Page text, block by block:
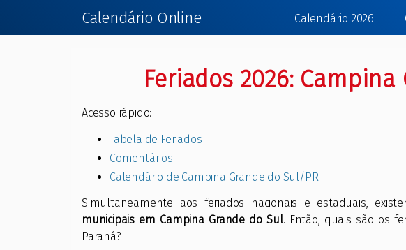
Calendário Online Calendário 2026
Feriados 2026:
Acesso rápido:
Tabela de Feriados
Comentários
Calendário de Campina Grande do Sul/PR
Simultaneamente aos feriados nacionais e estaduais,
municipais em Campina Grande do Sul. Então, quais são os
Paraná?